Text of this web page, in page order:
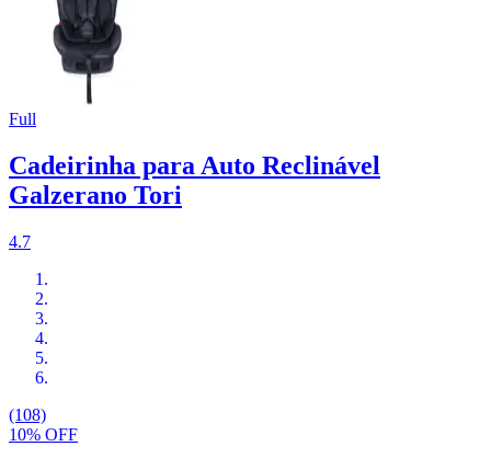
Full
Cadeirinha para Auto Reclinável
Galzerano Tori
4.7
(108)
10% OFF